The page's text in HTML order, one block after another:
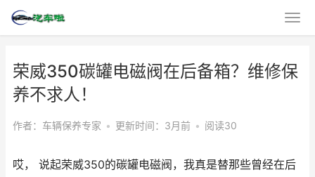
荣威350碳罐电磁阀在后备箱？维修保
养不求人！
作者：车辆保养专家 • 更新时间：3月前 • 阅读30
哎， 说起荣威350的碳罐电磁阀，我真是替那些曾经在后